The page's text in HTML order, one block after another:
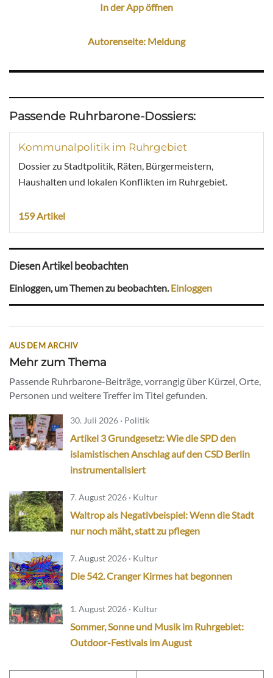
In der App öffnen
Autorenseite: Meldung
Passende Ruhrbarone-Dossiers:
Kommunalpolitik im Ruhrgebiet
Dossier zu Stadtpolitik, Räten, Bürgermeistern,
Haushalten und lokalen Konflikten im Ruhrgebiet.
159 Artikel
Diesen Artikel beobachten
Einloggen, um Themen zu beobachten. Einloggen
AUS DEM ARCHIV
Mehr zum Thema
Passende Ruhrbarone-Beiträge, vorrangig über Kürzel, Orte,
Personen und weitere Treffer im Titel gefunden.
30. Juli 2026 · Politik
Artikel 3 Grundgesetz: Wie die SPD den
islamistischen Anschlag auf den CSD Berlin
instrumentalisiert
7. August 2026 · Kultur
Waltrop als Negativbeispiel: Wenn die Stadt
nur noch mäht, statt zu pflegen
7. August 2026 · Kultur
Die 542. Cranger Kirmes hat begonnen
1. August 2026 · Kultur
Sommer, Sonne und Musik im Ruhrgebiet:
Outdoor-Festivals im August